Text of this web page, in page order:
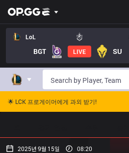
LoL
BGT LIVE SU
🌟 LCK 프로게이머에게 과외 받기!
2025년 9월 15일 08:20